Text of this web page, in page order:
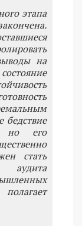
этапа
на
но его
стать
аудита